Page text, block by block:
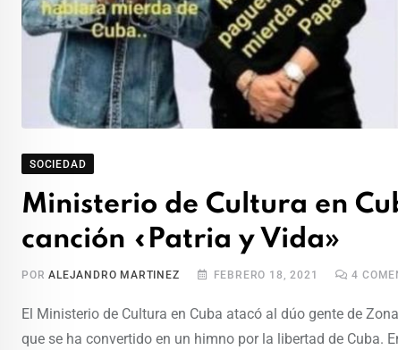
SOCIEDAD
Ministerio de Cultura en
canción «Patria y Vida»
PORALEJANDRO MARTINEZ FEBRERO 18, 2021 4
El Ministerio de Cultura en Cuba atacó al dúo gente de
que se ha convertido en un himno por la libertad de Cuba.